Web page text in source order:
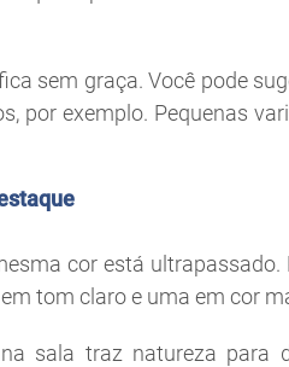
sem graça. Você pode
por exemplo. Pequenas
cor está
tom claro e uma em cor
sala traz natureza para